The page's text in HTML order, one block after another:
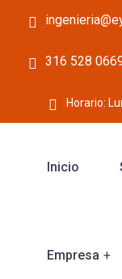
316 528
Horario:
Inicio
Empresa